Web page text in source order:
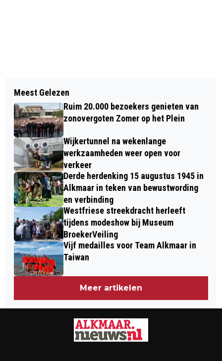
STICHTING DUINBEHOUD
ORGANISEERT FOTOWEDSTRIJD IN
KADER DAG VAN DE DUINEN
MET DE BOSWACHTER OP PAD DOOR
DE HEMPOLDER BIJ AKERSLOOT
Meest Gelezen
Ruim 20.000 bezoekers genieten van
zonovergoten Zomer op het Plein
Wijkertunnel na wekenlange
werkzaamheden weer open voor
verkeer
Derde herdenking 15 augustus 1945 in
Alkmaar in teken van bewustwording
en verbinding
Westfriese streekdracht herleeft
tijdens modeshow bij Museum
BroekerVeiling
Vijf medailles voor Team Alkmaar in
Taiwan
Meer artikelen